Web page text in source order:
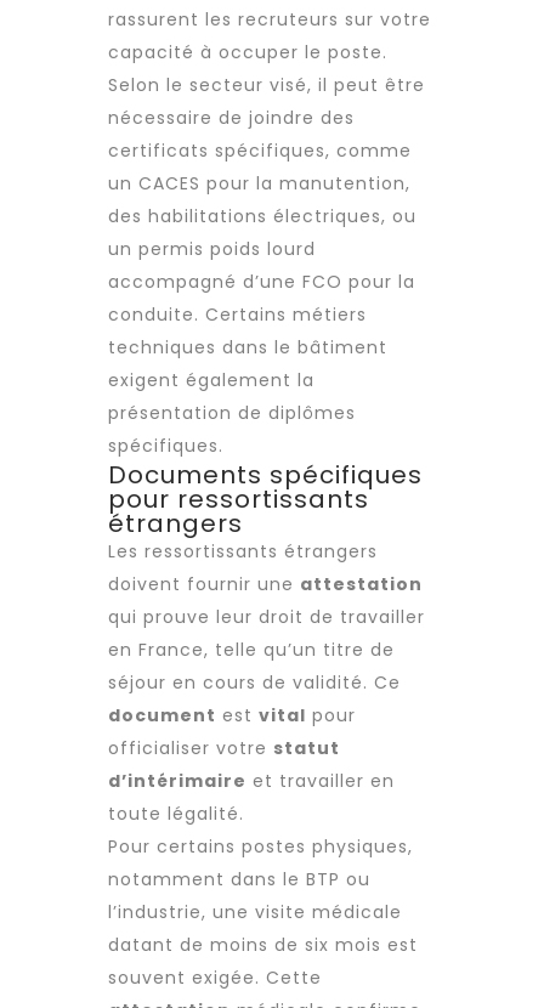
rassurent les recruteurs sur votre
capacité à occuper le poste.
Selon le secteur visé, il peut être
nécessaire de joindre des
certificats spécifiques, comme
un CACES pour la manutention,
des habilitations électriques, ou
un permis poids lourd
accompagné d’une FCO pour la
conduite. Certains métiers
techniques dans le bâtiment
exigent également la
présentation de diplômes
spécifiques.
Documents spécifiques
pour ressortissants
étrangers
Les ressortissants étrangers
doivent fournir une attestation
qui prouve leur droit de travailler
en France, telle qu’un titre de
séjour en cours de validité. Ce
document est vital pour
officialiser votre statut
d’intérimaire et travailler en
toute légalité.
Pour certains postes physiques,
notamment dans le BTP ou
l’industrie, une visite médicale
datant de moins de six mois est
souvent exigée. Cette